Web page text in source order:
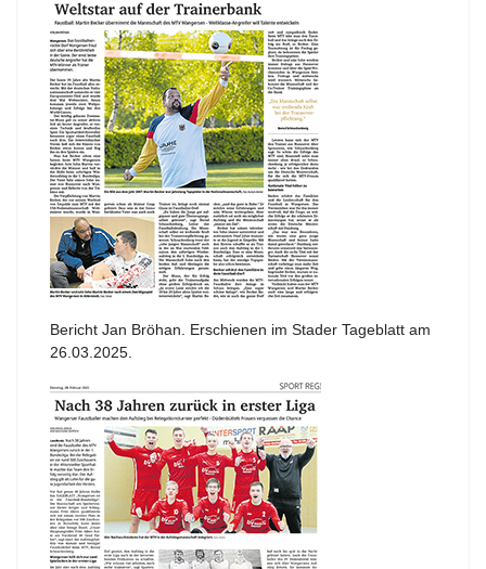
Bericht Jan Bröhan. Erschienen im Stader Tageblatt am
26.03.2025.